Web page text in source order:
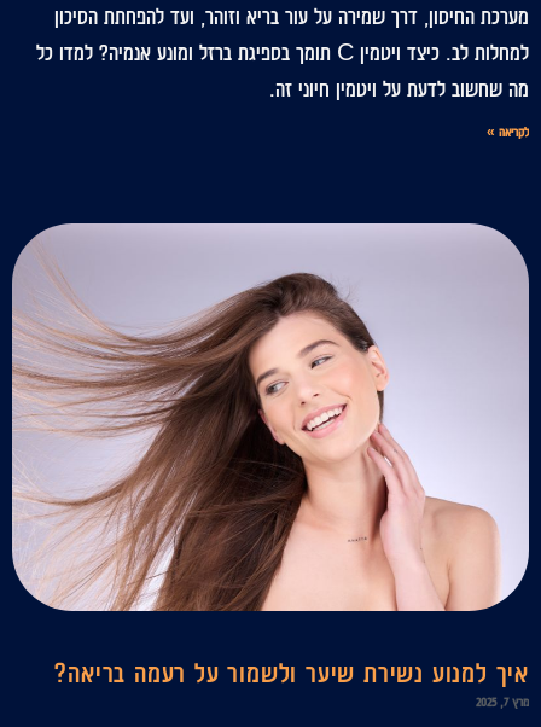
מערכת החיסון, דרך שמירה על עור בריא וזוהר, ועד להפחתת הסיכון
למחלות לב. כיצד ויטמין C תומך בספיגת ברזל ומונע אנמיה? למדו כל
מה שחשוב לדעת על ויטמין חיוני זה.
לקריאה »
איך למנוע נשירת שיער ולשמור על רעמה בריאה?
מרץ 7, 2025